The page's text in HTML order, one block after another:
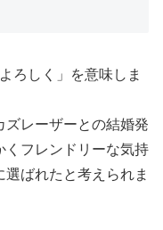
ろしく」を意味しま
ズレーザーとの結婚発
くフレンドリーな気持
ばれたと考えられま